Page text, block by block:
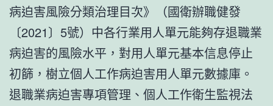
病迫害風險分類治理目次》（國衛辦職健發
〔2021〕5號）中各行業用人單元能夠存退職業
病迫害的風險水平，對用人單元基本信息停止
初篩，樹立個人工作病迫害用人單元數據庫。
退職業病迫害專項管理、個人工作衛生監視法